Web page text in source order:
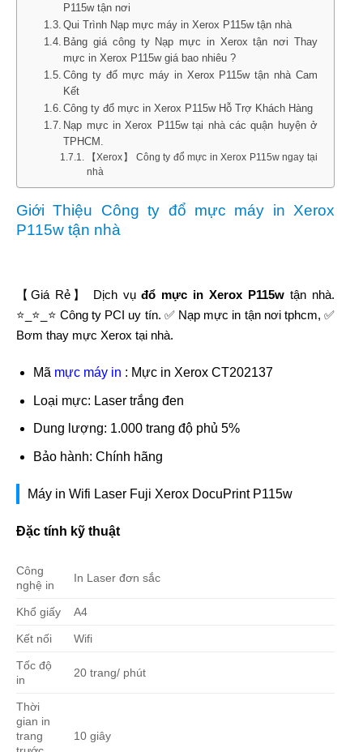
P115w tận nơi
Qui Trình Nạp mực máy in Xerox P115w tận nhà
Bảng giá công ty Nạp mực in Xerox tận nơi Thay
mực in Xerox P115w giá bao nhiêu ?
Công ty đổ mực máy in Xerox P115w tận nhà Cam
Kết
Công ty đổ mực in Xerox P115w Hỗ Trợ Khách Hàng
Nạp mực in Xerox P115w tại nhà các quận huyện ở
TPHCM.
【Xerox】 Công ty đổ mực in Xerox P115w ngay tại
nhà
Giới Thiệu Công ty đổ mực máy in Xerox
P115w tận nhà
【Giá Rẻ】 Dịch vụđổ mực in Xerox P115wtận nhà.
⭐_⭐_⭐ Công ty PCI uy tín. ✅ Nạp mực in tận nơi tphcm, ✅
Bơm thay mực Xerox tại nhà.
Mã mực máy in : Mực in Xerox CT202137
Loại mực: Laser trắng đen
Dung lượng: 1.000 trang độ phủ 5%
Bảo hành: Chính hãng
Máy in Wifi Laser Fuji Xerox DocuPrint P115w
Đặc tính kỹ thuật
Công
nghệ in
In Laser đơn sắc
Khổ giấy A4
Kết nối Wifi
Tốc độ
in
20 trang/ phút
Thời
gian in
trang
10 giây